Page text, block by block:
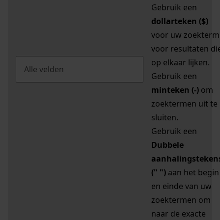
Gebruik een
dollarteken ($)
voor uw zoekterm
voor resultaten
op elkaar lijken.
Gebruik een
minteken (-) om
zoektermen uit te
sluiten.
Gebruik een
Dubbele
(" ") aan het begin
en einde van uw
zoektermen om
naar de exacte